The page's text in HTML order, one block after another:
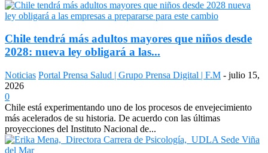
Chile tendrá más adultos mayores que niños desde
2028: nueva ley obligará a las...
Noticias Portal Prensa Salud | Grupo Prensa Digital | F.M - julio 15,
2026
0
Chile está experimentando uno de los procesos de envejecimiento
más acelerados de su historia. De acuerdo con las últimas
proyecciones del Instituto Nacional de...